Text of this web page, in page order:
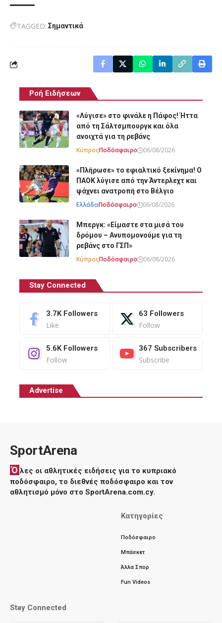
TAGGED: Σημαντικά
Ροή Ειδήσεων
«Λύγισε» στο φινάλε η Πάφος! Ήττα
από τη Σάλτσμπουργκ και όλα
ανοιχτά για τη ρεβάνς
ΚύπροςΠοδόσφαιρο 06/08/2026
«Πλήρωσε» το εφιαλτικό ξεκίνημα! Ο
ΠΑΟΚ λύγισε από την Άντερλεχτ και
ψάχνει ανατροπή στο Βέλγιο
ΕλλάδαΠοδόσφαιρο 06/08/2026
Μπεργκ: «Είμαστε στα μισά του
δρόμου – Ανυπομονούμε για τη
ρεβάνς στο ΓΣΠ»
ΚύπροςΠοδόσφαιρο 06/08/2026
Stay Connected
3.7K Followers
Like
63 Followers
Follow
5.6K Followers
Follow
367 Subscribers
Subscribe
Advertise
SportArena
Ό λες οι αθλητικές ειδήσεις για το κυπριακό
ποδόσφαιρο, το διεθνές ποδόσφαιρο και τον
αθλητισμό μόνο στο SportArena.com.cy.
Κατηγορίες
Ποδόσφαιρο
Μπάσκετ
Άλλα Σπορ
Fun Videos
Stay Connected